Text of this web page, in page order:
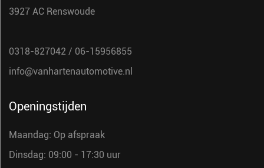
3927 AC Renswoude
0318-827042 / 06-15956855
info@vanhartenautomotive.nl
Openingstijden
Maandag: Op afspraak
Dinsdag: 09:00 - 17:30 uur